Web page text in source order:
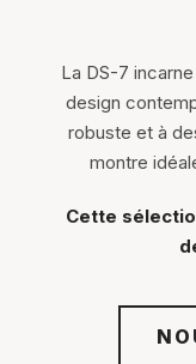
La DS-7
design
robuste et à
montre
Cette